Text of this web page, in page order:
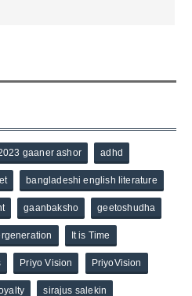
gaaner ashor adhd
bangladeshi english literature
gaanbaksho geetoshudha
It is Time
Priyo Vision PriyoVision
sirajus salekin